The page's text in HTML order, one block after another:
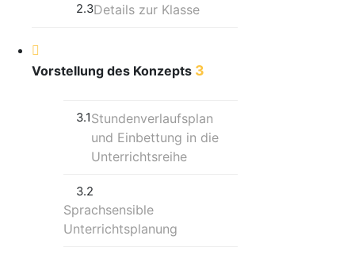
2.3Details zur Klasse
Vorstellung des Konzepts 3
3.1Stundenverlaufsplan
und Einbettung in die
Unterrichtsreihe
3.2
Sprachsensible
Unterrichtsplanung